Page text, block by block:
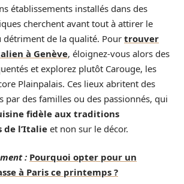
établissements installés dans des
cherchent avant tout à attirer le
détriment de la qualité. Pour trouver
à Genève, éloignez-vous alors des
et explorez plutôt Carouge, les
Plainpalais. Ces lieux abritent des
par des familles ou des passionnés, qui
fidèle aux traditions
de l’Italie et non sur le décor.
: Pourquoi opter pour un
à Paris ce printemps ?